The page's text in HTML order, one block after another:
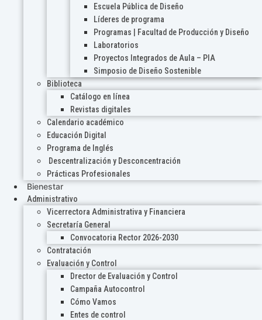
Escuela Pública de Diseño
Líderes de programa
Programas | Facultad de Producción y Diseño
Laboratorios
Proyectos Integrados de Aula – PIA
Simposio de Diseño Sostenible
Biblioteca
Catálogo en línea
Revistas digitales
Calendario académico
Educación Digital
Programa de Inglés
Descentralización y Desconcentración
Prácticas Profesionales
Bienestar
Administrativo
Vicerrectora Administrativa y Financiera
Secretaría General
Convocatoria Rector 2026-2030
Contratación
Evaluación y Control
Drector de Evaluación y Control
Campaña Autocontrol
Cómo Vamos
Entes de control